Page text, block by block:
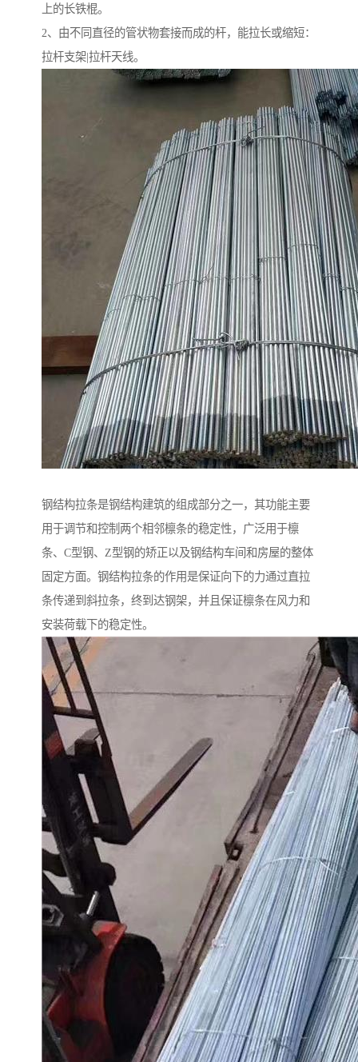
上的长铁棍。
2、由不同直径的管状物套接而成的杆，能拉长或缩短：
拉杆支架|拉杆天线。
钢结构拉条是钢结构建筑的组成部分之一，其功能主要
用于调节和控制两个相邻檩条的稳定性，广泛用于檩
条、C型钢、Z型钢的矫正以及钢结构车间和房屋的整体
固定方面。钢结构拉条的作用是保证向下的力通过直拉
条传递到斜拉条，终到达钢架，并且保证檩条在风力和
安装荷载下的稳定性。